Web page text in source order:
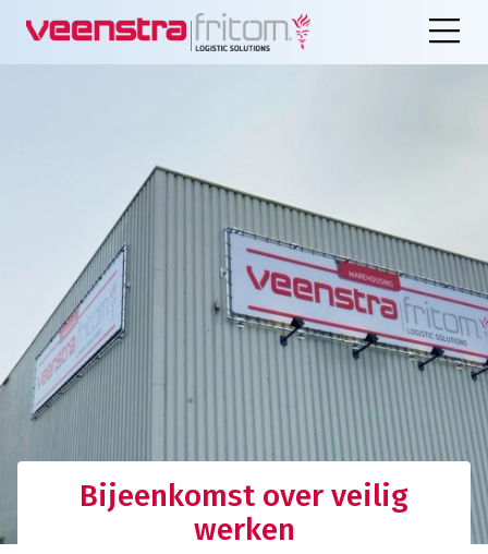
Bijeenkomst over veilig
werken